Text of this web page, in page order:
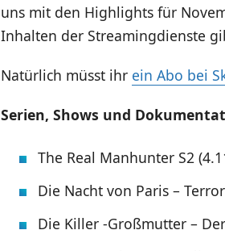
uns mit den Highlights für
Inhalten der Streamingdienste
Natürlich müsst ihr ein Abo bei
Serien, Shows und
The Real Manhunter S2
Die Nacht von Paris –
Die Killer -Großmutter –